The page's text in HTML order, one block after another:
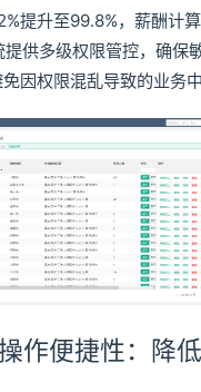
提升至99.8%，薪酬计
供多级权限管控，确保
因权限混乱导致的业务中
作便捷性：降